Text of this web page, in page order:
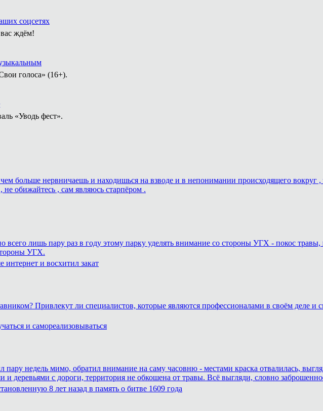
соцсетях
ждём!
голоса» (16+).
«Уводь фест».
чем больше нервничаешь и находишься на взводе и в непонимании происходящего
обижайтесь , сам являюсь старпёром .
лишь пару раз в году этому парку уделять внимание со стороны УГХ - покос
УГХ.
и восхитил закат
Привлекут ли специалистов, которые являются профессионалами в своём деле и
и самореализовываться
пару недель мимо, обратил внимание на саму часовню - местами краска отвалилась,
и деревьями с дороги, территория не обкошена от травы. Всё выгляди, словно
8 лет назад в память о битве 1609 года